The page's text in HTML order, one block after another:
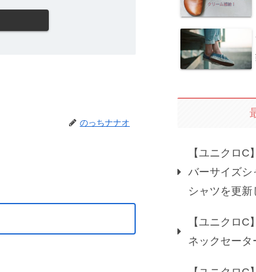
のっちナナオ
【ユニクロ
バーサイズシ
シャツを更新
【ユニクロ
ネックセー